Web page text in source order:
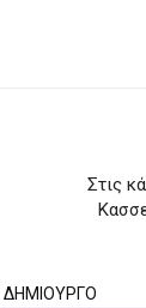
Στις
ΔΗΜΙΟΥΡΓΟ